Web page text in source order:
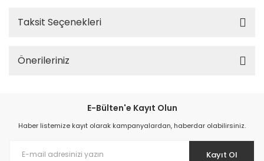
Taksit Seçenekleri
Önerileriniz
E-Bülten'e Kayıt Olun
Haber listemize kayıt olarak kampanyalardan, haberdar olabilirsiniz.
Kayıt Ol